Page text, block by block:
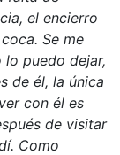
el encierro
Se me
puedo dejar,
de él, la única
con él es
de visitar
Como